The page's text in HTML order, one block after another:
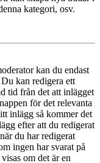
kategori, osv.
kan du endast
kan redigera ett
tid från det att inlägget
för det relevanta
inlägg så kommer det
efter att du redigerat
du har redigerat
ingen har svarat på
om det är en